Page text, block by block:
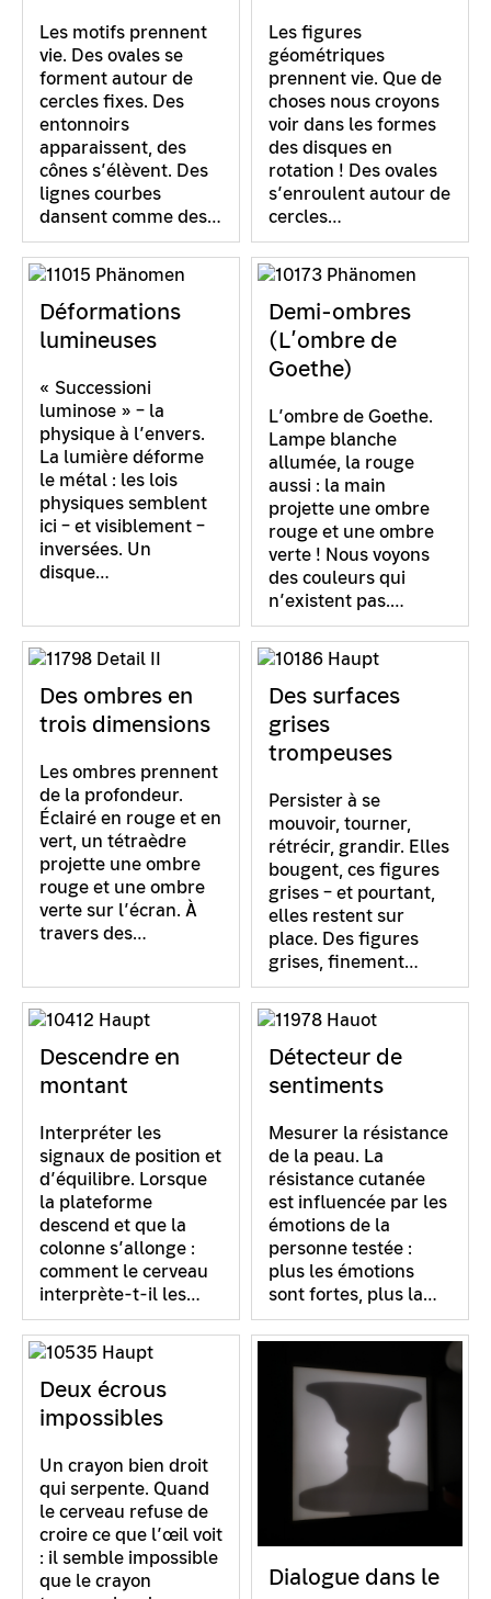
Les motifs prennent
vie. Des ovales se
forment autour de
cercles fixes. Des
entonnoirs
apparaissent, des
cônes s’élèvent. Des
lignes courbes
dansent comme des…
Les figures
géométriques
prennent vie. Que de
choses nous croyons
voir dans les formes
des disques en
rotation ! Des ovales
s’enroulent autour de
cercles…
Déformations
lumineuses
« Successioni
luminose » – la
physique à l’envers.
La lumière déforme
le métal : les lois
physiques semblent
ici – et visiblement –
inversées. Un
disque…
Demi-ombres
(L’ombre de
Goethe)
L’ombre de Goethe.
Lampe blanche
allumée, la rouge
aussi : la main
projette une ombre
rouge et une ombre
verte ! Nous voyons
des couleurs qui
n’existent pas.…
Des ombres en
trois dimensions
Les ombres prennent
de la profondeur.
Éclairé en rouge et en
vert, un tétraèdre
projette une ombre
rouge et une ombre
verte sur l’écran. À
travers des…
Des surfaces
grises
trompeuses
Persister à se
mouvoir, tourner,
rétrécir, grandir. Elles
bougent, ces figures
grises – et pourtant,
elles restent sur
place. Des figures
grises, finement…
Descendre en
montant
Interpréter les
signaux de position et
d’équilibre. Lorsque
la plateforme
descend et que la
colonne s’allonge :
comment le cerveau
interprète-t-il les…
Détecteur de
sentiments
Mesurer la résistance
de la peau. La
résistance cutanée
est influencée par les
émotions de la
personne testée :
plus les émotions
sont fortes, plus la…
Deux écrous
impossibles
Un crayon bien droit
qui serpente. Quand
le cerveau refuse de
croire ce que l’œil voit
: il semble impossible
que le crayon
Dialogue dans le